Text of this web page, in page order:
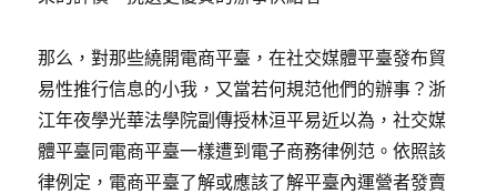
那么，對那些繞開電商平臺，在社交媒體平臺發布貿
易性推行信息的小我，又當若何規范他們的辦事？浙
江年夜學光華法學院副傳授林洹平易近以為，社交媒
體平臺同電商平臺一樣遭到電子商務律例范。依照該
律例定，電商平臺了解或應該了解平臺內運營者發賣